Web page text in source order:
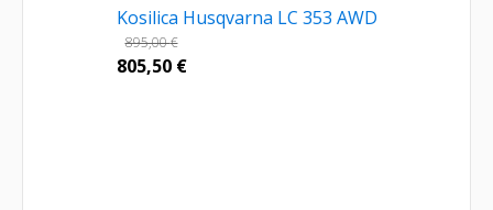
Kosilica Husqvarna LC 353 AWD
895,00€
805,50 €